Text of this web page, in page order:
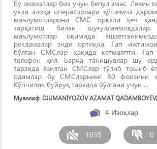
Бу хизматлар биз учун бепул эмас. Лекин
уяли алоқа операторлари қўшимча
маълумотларини СМС орқали ҳеч
тарқатиш билан
маълумотлар оқимида
рекламалар энди ортиқча. Гап
бўлган СМСлар ҳақида кетмаяпти. Гап
телефон қил. Барча танишувлар шу
тарзида ёзилган СМСлар тўлиб тошиб
одамлар бу СМСларнинг 80 фоизини
Кўпчилик буйруқ тарзида бўлгани учун ...
Муаллиф: DJUMANIYOZOV AZAMAT
4 Изоҳлар
1035 0